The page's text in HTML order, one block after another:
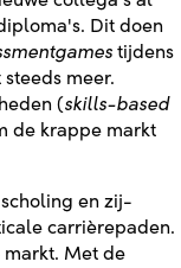
Dit doen
tijdens
meer.
(skills-based
de krappe markt
en zij-
carrièrepaden.
markt. Met de